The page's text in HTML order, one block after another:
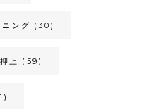
ング (30)
押上 (59)